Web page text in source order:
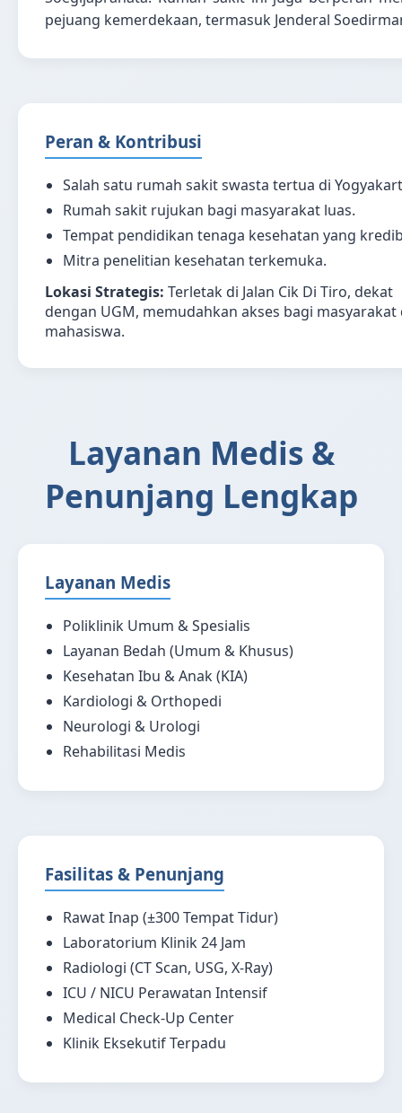
pejuang kemerdekaan, termasuk Jenderal
Peran & Kontribusi
Salah satu rumah sakit swasta tertua di
Rumah sakit rujukan bagi masyarakat luas.
Tempat pendidikan tenaga kesehatan yang
Mitra penelitian kesehatan terkemuka.
Lokasi Strategis: Terletak di Jalan Cik Di Tiro, dekat
dengan UGM, memudahkan akses bagi masyarakat
mahasiswa.
Layanan Medis &
Penunjang Lengkap
Layanan Medis
Poliklinik Umum & Spesialis
Layanan Bedah (Umum & Khusus)
Kesehatan Ibu & Anak (KIA)
Kardiologi & Orthopedi
Neurologi & Urologi
Rehabilitasi Medis
Fasilitas & Penunjang
Rawat Inap (±300 Tempat Tidur)
Laboratorium Klinik 24 Jam
Radiologi (CT Scan, USG, X-Ray)
ICU / NICU Perawatan Intensif
Medical Check-Up Center
Klinik Eksekutif Terpadu